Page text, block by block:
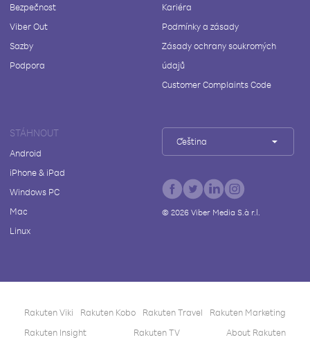
Bezpečnost
Viber Out
Sazby
Podpora
Kariéra
Podmínky a zásady
Zásady ochrany soukromých
údajů
Customer Complaints Code
STÁHNOUT
Android
iPhone & iPad
Windows PC
Mac
Linux
Čeština
© 2026Viber Media S.à r.l.
Rakuten Viki Rakuten Kobo Rakuten Travel
Rakuten Marketing
Rakuten Insight
Rakuten TV About Rakuten